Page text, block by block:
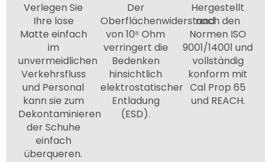
Verlegen Sie
Ihre lose
Matte einfach
im
unvermeidlichen
Verkehrsfluss
und Personal
kann sie zum
Dekontaminieren
der Schuhe
einfach
überqueren.
Der
Oberflächenwiderstand
von 10⁸ Ohm
verringert die
Bedenken
hinsichtlich
elektrostatischer
Entladung
(ESD).
Hergestellt
nach den
Normen ISO
9001/14001 und
vollständig
konform mit
Cal Prop 65
und REACH.